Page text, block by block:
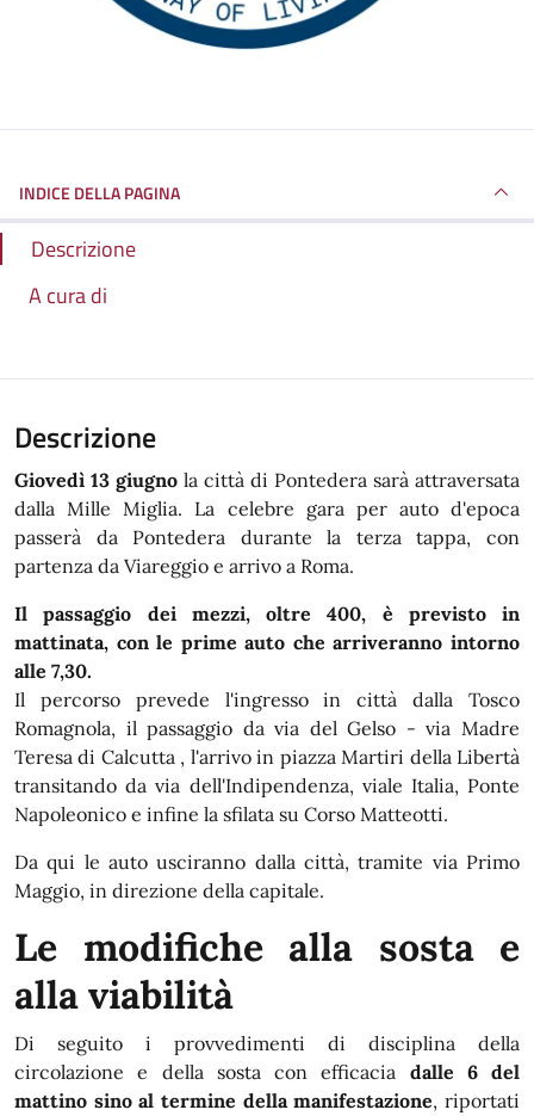
INDICE DELLA PAGINA
Descrizione
A cura di
Descrizione
Giovedì 13 giugno la città di Pontedera sarà attraversata
dalla Mille Miglia. La celebre gara per auto d'epoca
passerà da Pontedera durante la terza tappa, con
partenza da Viareggio e arrivo a Roma.
Il passaggio dei mezzi, oltre 400, è previsto in
mattinata, con le prime auto che arriveranno intorno
alle 7,30.
Il percorso prevede l'ingresso in città dalla Tosco
Romagnola, il passaggio da via del Gelso - via Madre
Teresa di Calcutta , l'arrivo in piazza Martiri della Libertà
transitando da via dell'Indipendenza, viale Italia, Ponte
Napoleonico e infine la sfilata su Corso Matteotti.
Da qui le auto usciranno dalla città, tramite via Primo
Maggio, in direzione della capitale.
Le modifiche alla sosta e
alla viabilità
Di seguito i provvedimenti di disciplina della
circolazione e della sosta con efficacia dalle 6 del
mattino sino al termine della manifestazione, riportati